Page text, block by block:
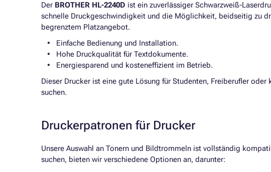
Der BROTHER HL-2240D ist ein zuverlässiger Schwarzweiß-
schnelle Druckgeschwindigkeit und die Möglichkeit, beidseitig zu
begrenztem Platzangebot.
Einfache Bedienung und Installation.
Hohe Druckqualität für Textdokumente.
Energiesparend und kosteneffizient im Betrieb.
Dieser Drucker ist eine gute Lösung für Studenten, Freiberufler
suchen.
Druckerpatronen für Drucker
Unsere Auswahl an Tonern und Bildtrommeln ist vollständig
suchen, bieten wir verschiedene Optionen an, darunter: